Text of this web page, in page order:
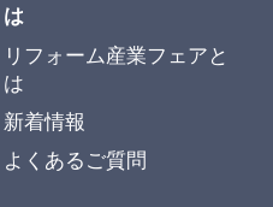
は
リフォーム産業フェアと
は
新着情報
よくあるご質問